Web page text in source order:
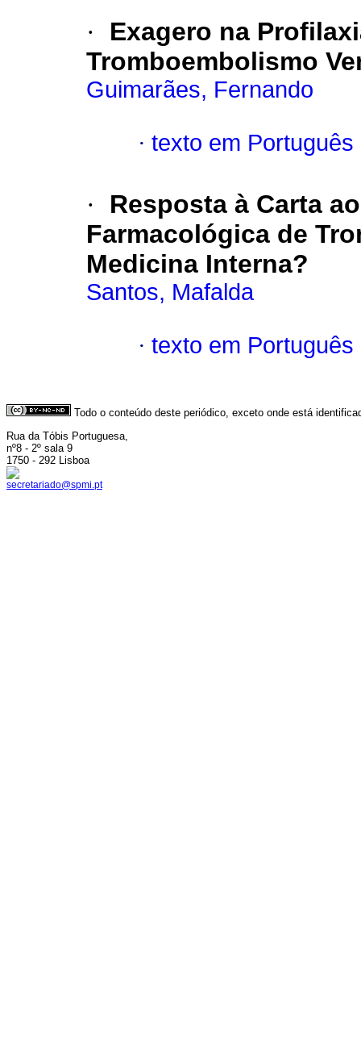
·
Exagero na
Tromboembolismo
Guimarães, Fernando
· texto em Português
·
Resposta à Carta
Farmacológica de
Medicina Interna?
Santos, Mafalda
· texto em Português
Todo o conteúdo deste periódico, exceto onde está
Rua da Tóbis Portuguesa,
nº8 - 2º sala 9
1750 - 292 Lisboa
secretariado@spmi.pt